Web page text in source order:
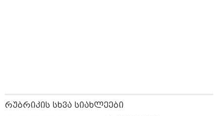
რუბრიკის სხვა სიახლეები